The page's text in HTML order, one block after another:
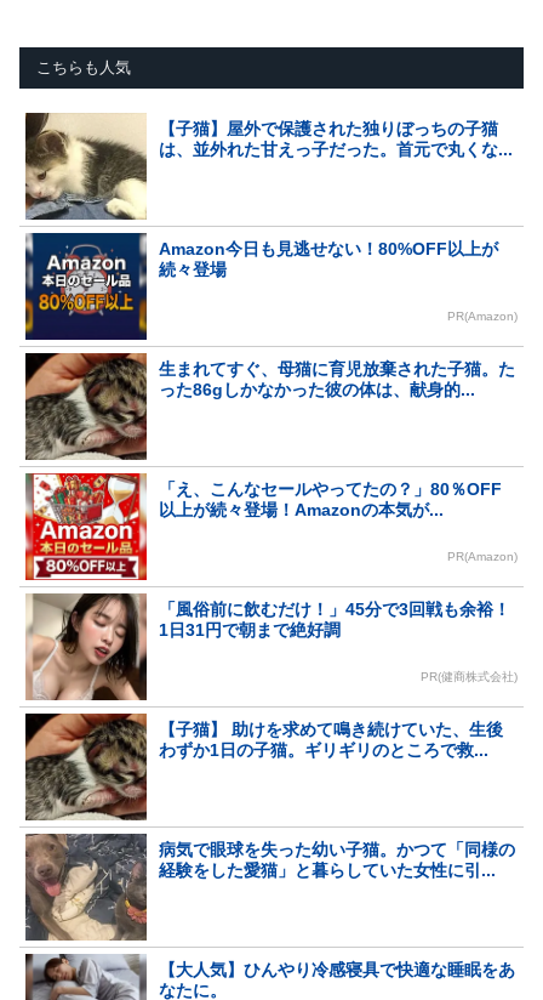
こちらも人気
【子猫】屋外で保護された独りぼっちの子猫
は、並外れた甘えっ子だった。首元で丸くな...
Amazon今日も見逃せない！80%OFF以上が
続々登場
PR(Amazon)
生まれてすぐ、母猫に育児放棄された子猫。た
った86gしかなかった彼の体は、献身的...
「え、こんなセールやってたの？」80％OFF
以上が続々登場！Amazonの本気が...
PR(Amazon)
「風俗前に飲むだけ！」45分で3回戦も余裕！
1日31円で朝まで絶好調
PR(健商株式会社)
【子猫】 助けを求めて鳴き続けていた、生後
わずか1日の子猫。ギリギリのところで救...
病気で眼球を失った幼い子猫。かつて「同様の
経験をした愛猫」と暮らしていた女性に引...
【大人気】ひんやり冷感寝具で快適な睡眠をあ
なたに。